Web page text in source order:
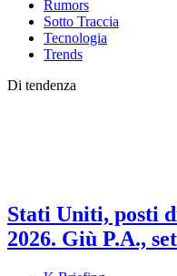
Rumors
Sotto Traccia
Tecnologia
Trends
Di tendenza
Stati Uniti, posti
2026. Giù P.A.,